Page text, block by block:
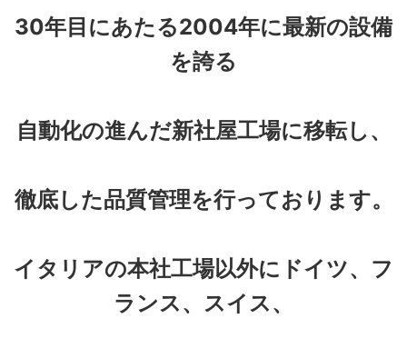
30年目にあたる2004年に最新の設備
を誇る
自動化の進んだ新社屋工場に移転し、
徹底した品質管理を行っております。
イタリアの本社工場以外にドイツ、フ
ランス、スイス、